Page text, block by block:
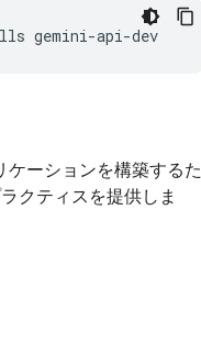
ケーションを構築するた
クティスを提供しま